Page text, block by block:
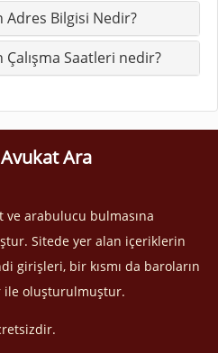
Adres Bilgisi Nedir?
Saatleri nedir?
Ara
arabulucu bulmasına
Sitede yer alan içeriklerin
girişleri, bir kısmı da baroların
oluşturulmuştur.